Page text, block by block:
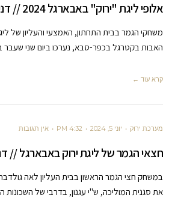
אלופי ליגת "ירוק" באבארגל 2024 // דני מלניצקי
משחקי הגמר בבית התחתון, האמצעי והעליון של
האבות בקטרגל בכפר-סבא, נערכו ביום שני שעבר
קרא עוד ←
מערכת ירוק יוני 5, 2024 4:32 PM אין תגובות
חצאי הגמר של ליגת ירוק באבארגל //
במשחק חצי הגמר הראשון בבית העליון לאה
את סגנית המוליכה, ש"י עגנון, בדרבי של השכונות